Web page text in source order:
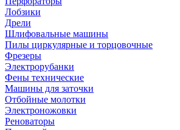
Лобзики
Дрели
Шлифовальные машины
Пилы циркулярные и торцовочные
Фрезеры
Электрорубанки
Фены технические
Машины для заточки
Отбойные молотки
Электроножовки
Реноваторы